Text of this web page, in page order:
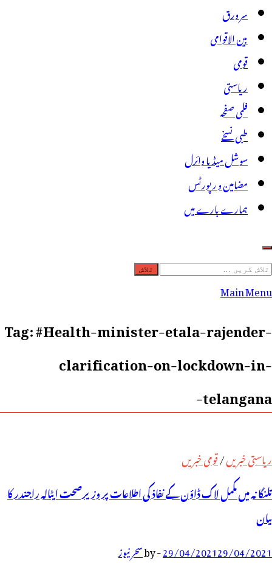
سر ورق
بین الاقوامی
قومی
ریاستی
فلمی صفحہ
طبی نسخے
سوشل میڈیا وائرل
مضامین و رپورٹس
ہمارے بارے میں
تلاش
کریں
Main Menu
Tag:#Health-minister-etala-rajender-
clarification-on-lockdown-in-
telangana-
ریاستی خبریں/قومی خبریں
تلنگانہ میں مکمل لاک ڈاؤن کے نفاذ کی اطلاعات پر وزیرصحت ایٹالہ راجندر کا
بیان
29/04/202129/04/2021
-
byسحر نیوز